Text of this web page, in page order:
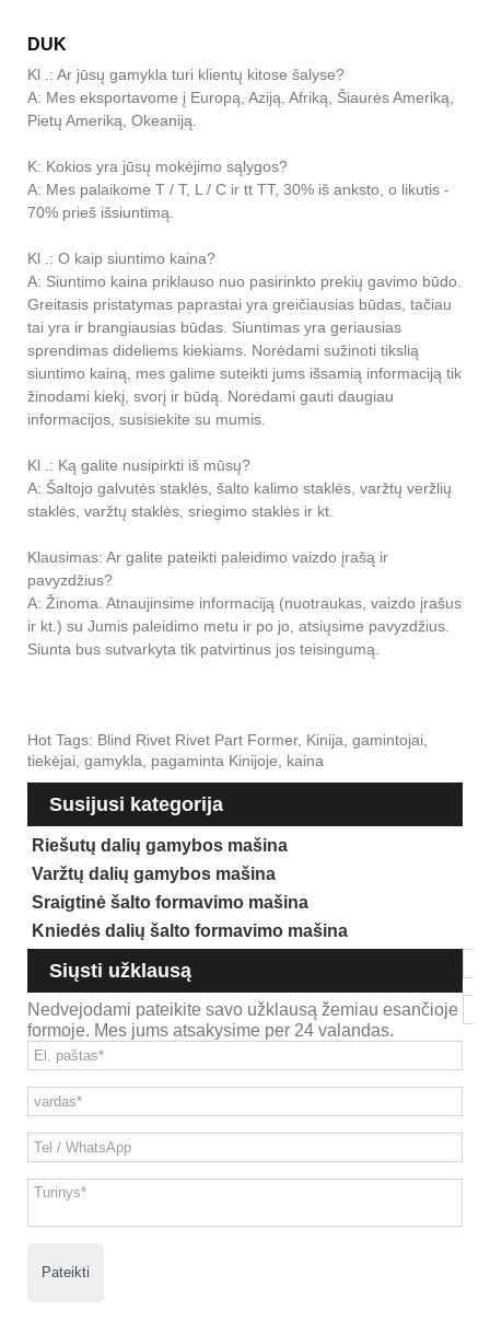
DUK
Kl .: Ar jūsų gamykla turi klientų kitose šalyse?
A: Mes eksportavome į Europą, Aziją, Afriką, Šiaurės Ameriką,
Pietų Ameriką, Okeaniją.
K: Kokios yra jūsų mokėjimo sąlygos?
A: Mes palaikome T / T, L / C ir tt TT, 30% iš anksto, o likutis -
70% prieš išsiuntimą.
Kl .: O kaip siuntimo kaina?
A: Siuntimo kaina priklauso nuo pasirinkto prekių gavimo būdo.
Greitasis pristatymas paprastai yra greičiausias būdas, tačiau
tai yra ir brangiausias būdas. Siuntimas yra geriausias
sprendimas dideliems kiekiams. Norėdami sužinoti tikslią
siuntimo kainą, mes galime suteikti jums išsamią informaciją tik
žinodami kiekį, svorį ir būdą. Norėdami gauti daugiau
informacijos, susisiekite su mumis.
Kl .: Ką galite nusipirkti iš mūsų?
A: Šaltojo galvutės staklės, šalto kalimo staklės, varžtų veržlių
staklės, varžtų staklės, sriegimo staklės ir kt.
Klausimas: Ar galite pateikti paleidimo vaizdo įrašą ir
pavyzdžius?
A: Žinoma. Atnaujinsime informaciją (nuotraukas, vaizdo įrašus
ir kt.) su Jumis paleidimo metu ir po jo, atsiųsime pavyzdžius.
Siunta bus sutvarkyta tik patvirtinus jos teisingumą.
Hot Tags: Blind Rivet Rivet Part Former, Kinija, gamintojai,
tiekėjai, gamykla, pagaminta Kinijoje, kaina
Susijusi kategorija
Riešutų dalių gamybos mašina
Varžtų dalių gamybos mašina
Sraigtinė šalto formavimo mašina
Kniedės dalių šalto formavimo mašina
Siųsti užklausą
Nedvejodami pateikite savo užklausą žemiau esančioje
formoje. Mes jums atsakysime per 24 valandas.
Pateikti